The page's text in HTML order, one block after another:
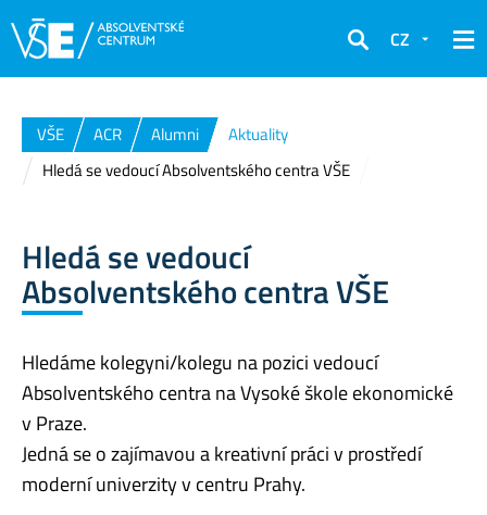
Hledat
CZ
VŠE ACR Alumni
Aktuality
Hledá se vedoucí Absolventského centra VŠE
Hledá se vedoucí
Absolventského centra VŠE
Hledáme kolegyni/kolegu na pozici vedoucí
Absolventského centra na Vysoké škole ekonomické
v Praze.
Jedná se o zajímavou a kreativní práci v prostředí
moderní univerzity v centru Prahy.